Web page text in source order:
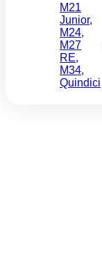
M21
Junior,
M24,
M27
RE,
M34,
Quindici